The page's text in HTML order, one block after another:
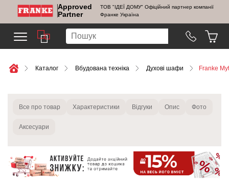
Approved
Partner
ТОВ "ІДЕЇ ДОМУ" Офіційний партнер компанії
Франке Україна
Каталог Вбудована техніка Духові шафи Franke
Все про товар Характеристики Відгуки Опис Фото
Аксесуари